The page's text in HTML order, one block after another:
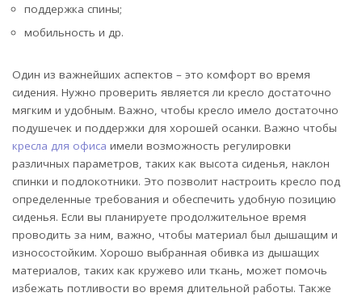
поддержка спины;
мобильность и др.
Один из важнейших аспектов – это комфорт во время
сидения. Нужно проверить является ли кресло достаточно
мягким и удобным. Важно, чтобы кресло имело достаточно
подушечек и поддержки для хорошей осанки. Важно чтобы
кресла для офиса имели возможность регулировки
различных параметров, таких как высота сиденья, наклон
спинки и подлокотники. Это позволит настроить кресло под
определенные требования и обеспечить удобную позицию
сиденья. Если вы планируете продолжительное время
проводить за ним, важно, чтобы материал был дышащим и
износостойким. Хорошо выбранная обивка из дышащих
материалов, таких как кружево или ткань, может помочь
избежать потливости во время длительной работы. Также